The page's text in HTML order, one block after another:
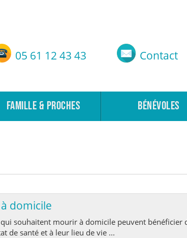
05 61 12 43 43 Contact
FAMILLE & PROCHES BÉNÉVOLES
domicile
de santé et à leur lieu de vie ...